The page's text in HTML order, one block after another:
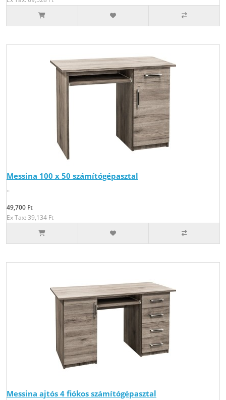
Messina 100 x 50 számítógépasztal
..
49,700 Ft
Ex Tax: 39,134 Ft
Messina ajtós 4 fiókos számítógépasztal